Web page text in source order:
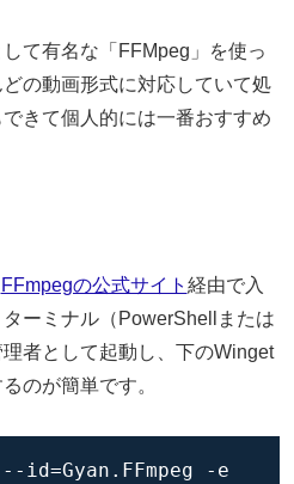
て有名な「FFMpeg」を使っ
の動画形式に対応していて処
きて個人的には一番おすすめ
FFmpegの公式サイト 経由で入
ーミナル（PowerShellまたは
者として起動し、下のWinget
のが簡単です。
-e